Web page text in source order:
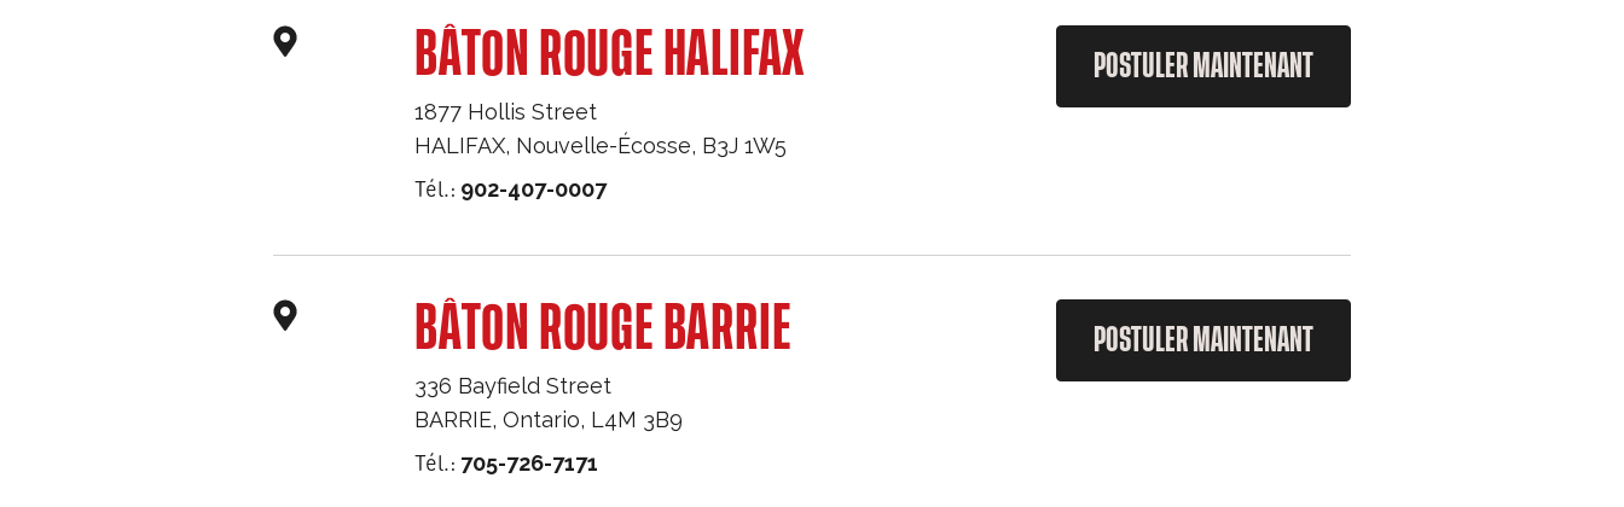
BÂTON ROUGE HALIFAX
1877 Hollis Street
HALIFAX, Nouvelle-Écosse, B3J 1W5
Tél.: 902-407-0007
POSTULER MAINTENANT
BÂTON ROUGE BARRIE
336 Bayfield Street
BARRIE,Ontario, L4M 3B9
Tél.: 705-726-7171
POSTULER MAINTENANT